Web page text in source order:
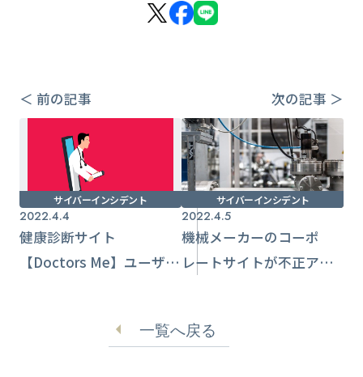
＜ 前の記事 次の記事 ＞
サイバーインシデント
2022.4.4
健康診断サイト
【Doctors Me】ユーザー
サイバーインシデント
2022.4.5
機械メーカーのコーポ
レートサイトが不正アク
一覧へ戻る